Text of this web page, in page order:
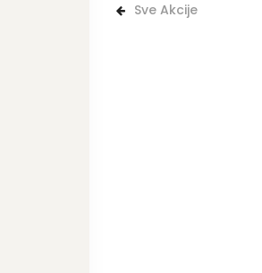
Sve Akcije